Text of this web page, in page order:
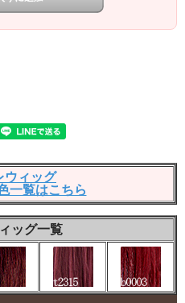
ウィッグ
一覧はこちら
ッグ一覧